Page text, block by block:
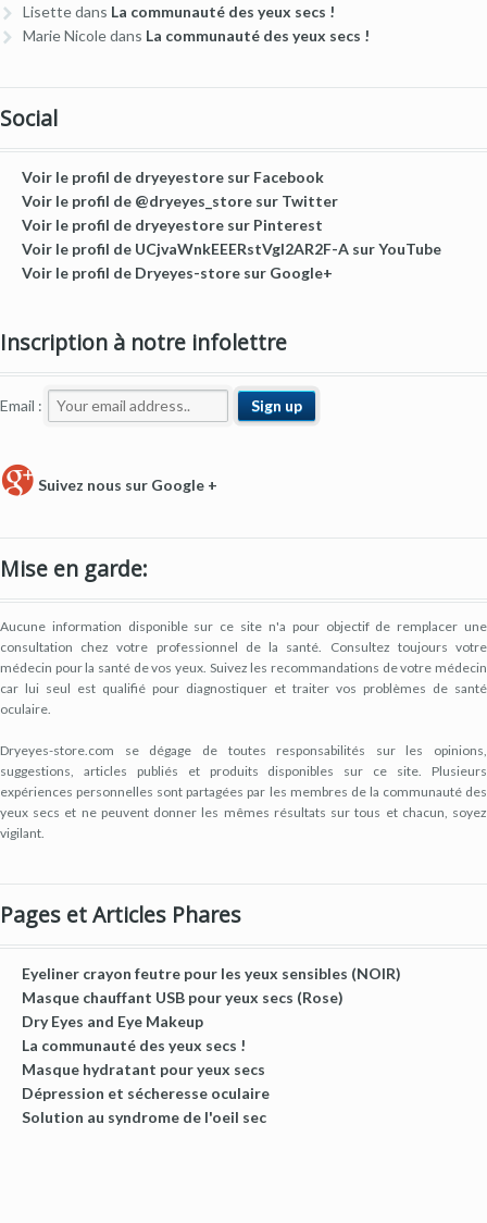
Lisettedans La communauté des yeux secs !
Marie Nicoledans La communauté des yeux secs !
Social
Voir le profil de dryeyestore sur Facebook
Voir le profil de @dryeyes_store sur Twitter
Voir le profil de dryeyestore sur Pinterest
Voir le profil de UCjvaWnkEEERstVgI2AR2F-A sur YouTube
Voir le profil de Dryeyes-store sur Google+
Inscription à notre infolettre
Email :
Suivez nous sur Google +
Mise en garde:
Aucune information disponible sur ce site n'a pour objectif de remplacer une
consultation chez votre professionnel de la santé. Consultez toujours votre
médecin pour la santé de vos yeux. Suivez les recommandations de votre médecin
car lui seul est qualifié pour diagnostiquer et traiter vos problèmes de santé
oculaire.
Dryeyes-store.com se dégage de toutes responsabilités sur les opinions,
suggestions, articles publiés et produits disponibles sur ce site. Plusieurs
expériences personnelles sont partagées par les membres de la communauté des
yeux secs et ne peuvent donner les mêmes résultats sur tous et chacun, soyez
vigilant.
Pages et Articles Phares
Eyeliner crayon feutre pour les yeux sensibles (NOIR)
Masque chauffant USB pour yeux secs (Rose)
Dry Eyes and Eye Makeup
La communauté des yeux secs !
Masque hydratant pour yeux secs
Dépression et sécheresse oculaire
Solution au syndrome de l'oeil sec